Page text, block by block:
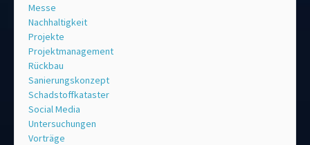
Messe
Nachhaltigkeit
Projekte
Projektmanagement
Rückbau
Sanierungskonzept
Schadstoffkataster
Social Media
Untersuchungen
Vorträge